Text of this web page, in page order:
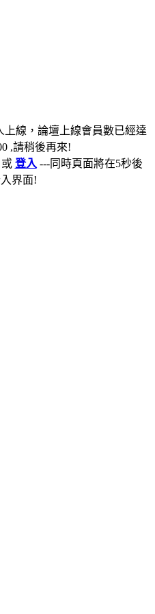
上線，論壇上線會員數已經達
,請稍後再來!
登入 ---同時頁面將在5秒後
界面!